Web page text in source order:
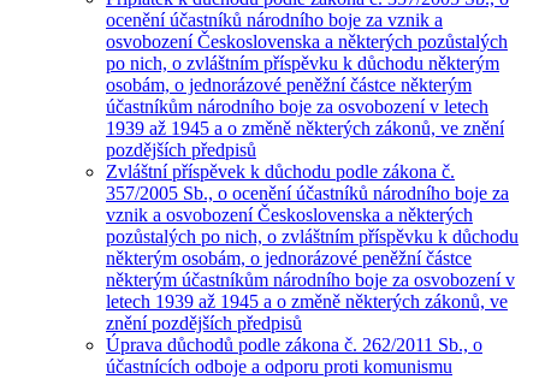
ocenění účastníků národního boje za vznik a
osvobození Československa a některých pozůstalých
po nich, o zvláštním příspěvku k důchodu některým
osobám, o jednorázové peněžní částce některým
účastníkům národního boje za osvobození v letech
1939 až 1945 a o změně některých zákonů, ve znění
pozdějších předpisů
Zvláštní příspěvek k důchodu podle zákona č.
357/2005 Sb., o ocenění účastníků národního boje za
vznik a osvobození Československa a některých
pozůstalých po nich, o zvláštním příspěvku k důchodu
některým osobám, o jednorázové peněžní částce
některým účastníkům národního boje za osvobození v
letech 1939 až 1945 a o změně některých zákonů, ve
znění pozdějších předpisů
Úprava důchodů podle zákona č. 262/2011 Sb., o
účastnících odboje a odporu proti komunismu